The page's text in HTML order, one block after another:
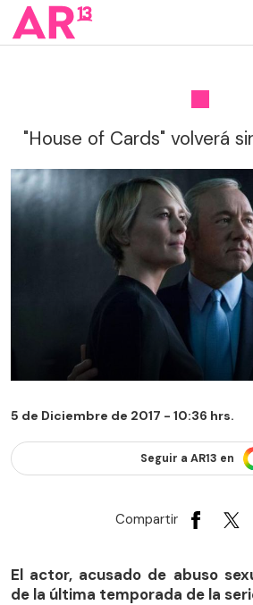
"House of Cards" volverá
5 de Diciembre de 2017 - 10:36 hrs.
Seguir a AR13 en
Compartir
El actor, acusado de abuso
de la última temporada de la